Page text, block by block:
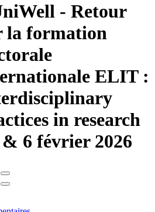
- Retour
la formation
ELIT :
in research
6 février 2026